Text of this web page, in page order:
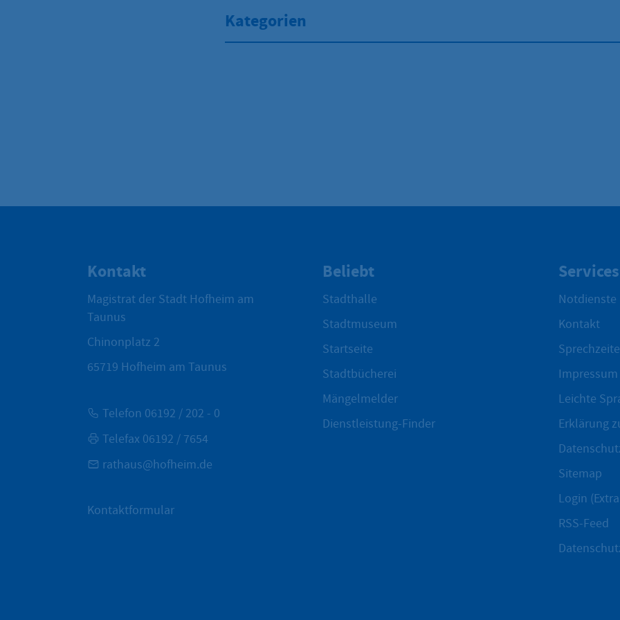
Kategorien
Kontakt
Magistrat der Stadt Hofheim am
Taunus
Chinonplatz 2
65719 Hofheim am Taunus
Telefon 06192 / 202 - 0
Telefax 06192 / 7654
rathaus@hofheim.de
Kontaktformular
Beliebt
Stadthalle
Stadtmuseum
Startseite
Stadtbücherei
Mängelmelder
Dienstleistung-Finder
Services
Notdienste
Kontakt
Impressum
Leichte
Erklärung
Sitemap
Login
RSS-Feed